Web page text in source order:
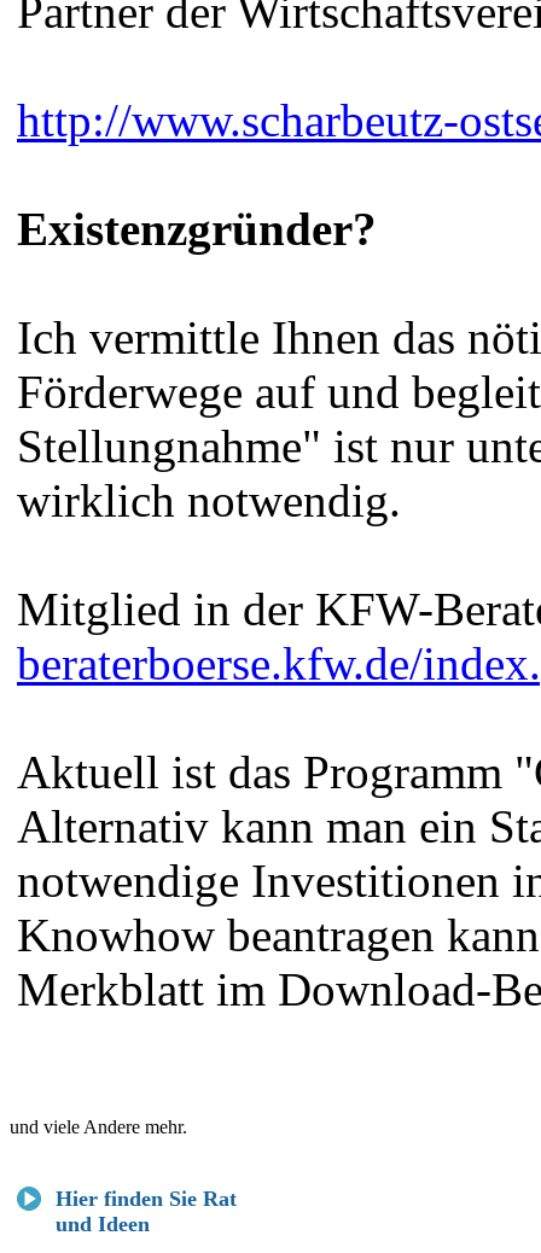
Partner der
http://www.scharbeutz-
Existenzgründer?
Ich vermittle Ihnen das
Förderwege auf und
Stellungnahme" ist nur
wirklich notwendig.
Mitglied in der KFW-
beraterboerse.kfw.de/
Aktuell ist das Programm
Alternativ kann man ein
notwendige Investitionen
Knowhow beantragen
Merkblatt im Download-
und viele Andere mehr.
Hier finden Sie Rat
und Ideen